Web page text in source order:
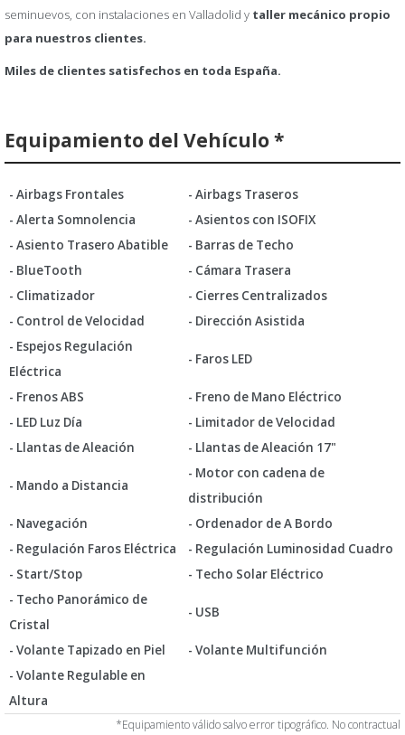
seminuevos, con instalaciones en Valladolid y taller mecánico propio
para nuestros clientes.
Miles de clientes satisfechos en toda España.
Equipamiento del Vehículo *
- Airbags Frontales
- Airbags Traseros
- Alerta Somnolencia
- Asientos con ISOFIX
- Asiento Trasero Abatible
- Barras de Techo
- BlueTooth
- Cámara Trasera
- Climatizador
- Cierres Centralizados
- Control de Velocidad
- Dirección Asistida
- Espejos Regulación
Eléctrica
- Faros LED
- Frenos ABS
- Freno de Mano Eléctrico
- LED Luz Día
- Limitador de Velocidad
- Llantas de Aleación
- Llantas de Aleación 17"
- Mando a Distancia
- Motor con cadena de
distribución
- Navegación
- Ordenador de A Bordo
- Regulación Faros Eléctrica
- Regulación Luminosidad Cuadro
- Start/Stop
- Techo Solar Eléctrico
- Techo Panorámico de
Cristal
- USB
- Volante Tapizado en Piel
- Volante Multifunción
- Volante Regulable en
Altura
*Equipamiento válido salvo error tipográfico. No contractual